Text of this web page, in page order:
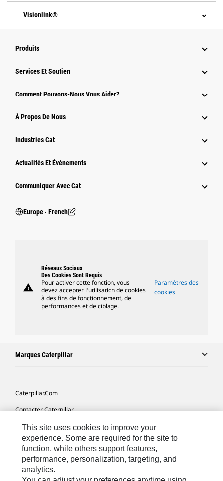
Visionlink®
Produits
Services Et Soutien
Comment Pouvons-Nous Vous Aider?
À Propos De Nous
Industries Cat
Actualités Et Événements
Communiquer Avec Cat
Europe ‧ French
warning
Réseaux Sociaux
Des Cookies Sont Requis
Pour activer cette fonction, vous
devez accepter l'utilisation de cookies
à des fins de fonctionnement, de
performances et de ciblage.
Paramètres des
cookies
Marques Caterpillar
Caterpillar.com
Contacter Caterpillar
Mes Préférences Marketing
Plan Du Site
Cookie Settings
Légales
This site uses cookies to improve your
experience. Some are required for the site to
function, while others support features,
performance, personalization, targeting, and
analytics.